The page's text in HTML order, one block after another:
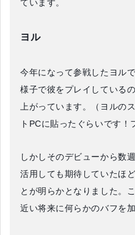
ています。
ヨル
今年になって参戦したヨル
様子で彼をプレイしている
上がっています。（ヨルの
トPCに貼ったぐらいです！
しかしそのデビューから数
活用しても期待していたほ
とが明らかとなりました。
近い将来に何らかのバフを